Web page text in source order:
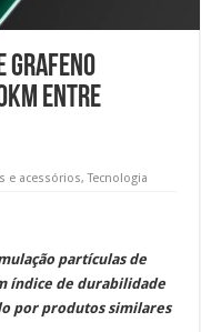
grafeno
entre
e acessórios,Tecnologia
partículas de
índice de durabilidade
por produtos similares